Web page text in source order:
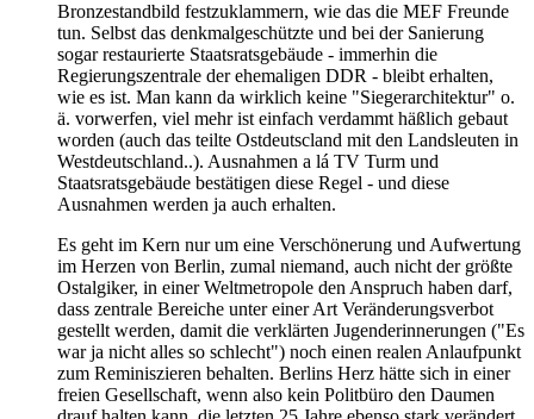
Bronzestandbild festzuklammern, wie das die MEF Freunde
tun. Selbst das denkmalgeschützte und bei der Sanierung
sogar restaurierte Staatsratsgebäude - immerhin die
Regierungszentrale der ehemaligen DDR - bleibt erhalten,
wie es ist. Man kann da wirklich keine "Siegerarchitektur" o.
ä. vorwerfen, viel mehr ist einfach verdammt häßlich gebaut
worden (auch das teilte Ostdeutscland mit den Landsleuten in
Westdeutschland..). Ausnahmen a lá TV Turm und
Staatsratsgebäude bestätigen diese Regel - und diese
Ausnahmen werden ja auch erhalten.
Es geht im Kern nur um eine Verschönerung und Aufwertung
im Herzen von Berlin, zumal niemand, auch nicht der größte
Ostalgiker, in einer Weltmetropole den Anspruch haben darf,
dass zentrale Bereiche unter einer Art Veränderungsverbot
gestellt werden, damit die verklärten Jugenderinnerungen ("Es
war ja nicht alles so schlecht") noch einen realen Anlaufpunkt
zum Reminiszieren behalten. Berlins Herz hätte sich in einer
freien Gesellschaft, wenn also kein Politbüro den Daumen